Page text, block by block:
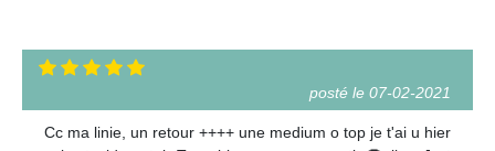
posté le 07-02-2021
Cc ma linie, un retour ++++ une medium o top je t'ai u hier